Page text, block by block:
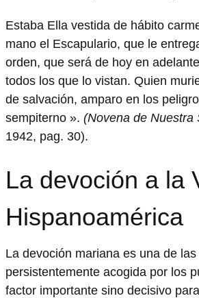
Estaba Ella vestida de hábito
mano el Escapulario, que le
orden, que será de hoy en
todos los que lo vistan. Quien
de salvación, amparo en los
sempiterno ». (Novena de Nuestra
1942, pag. 30).
La devoción a la
Hispanoamérica
La devoción mariana es una de
persistentemente acogida por los
factor importante sino decisivo